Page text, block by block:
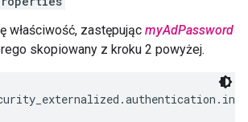
właściwość, zastępując myAdPassword
skopiowany z kroku 2 powyżej.